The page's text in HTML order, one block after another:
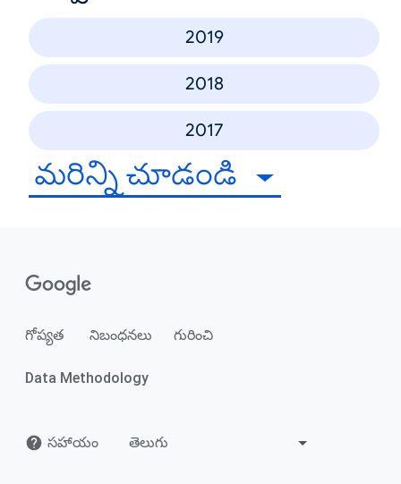
2019
2018
2017
మరిన్ని చూడండి
గోప్యత నిబంధనలు గురించి
Data Methodology
సహాయం